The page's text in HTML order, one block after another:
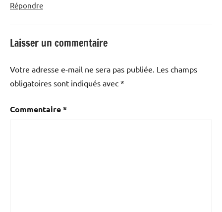
Répondre
Laisser un commentaire
Votre adresse e-mail ne sera pas publiée. Les champs
obligatoires sont indiqués avec *
Commentaire*